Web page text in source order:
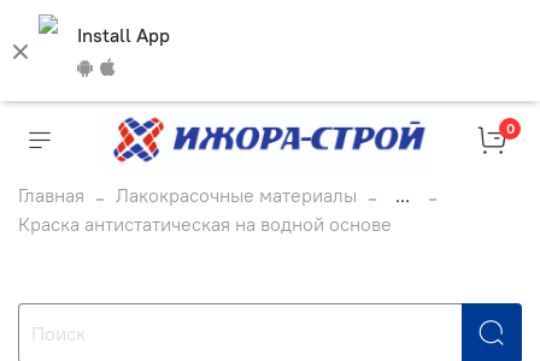
Install App
0
Главная Лакокрасочные материалы
...
Краска антистатическая на водной основе